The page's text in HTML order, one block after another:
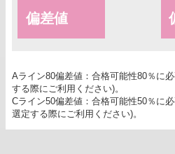
偏差値
Aライン80偏差値：合格可能性80％に
する際にご利用ください)。
Cライン50偏差値：合格可能性50％に
選定する際にご利用ください)。